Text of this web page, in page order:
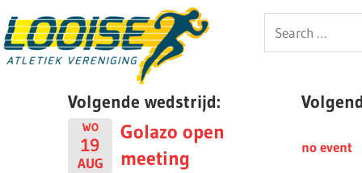
to
content
Looise
Search
for:
Volgende wedstrijd:
WO
19
AUG
Golazo open
meeting
no event